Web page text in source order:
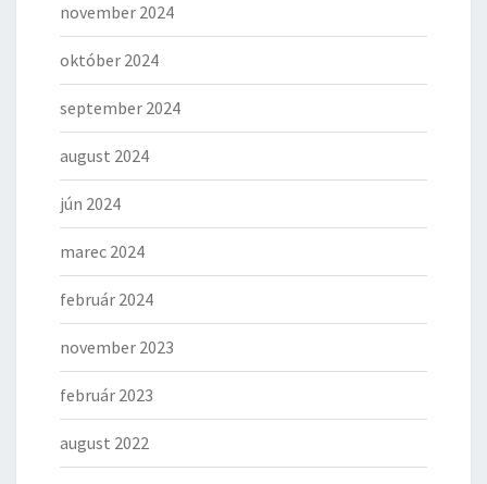
november 2024
október 2024
september 2024
august 2024
jún 2024
marec 2024
február 2024
november 2023
február 2023
august 2022